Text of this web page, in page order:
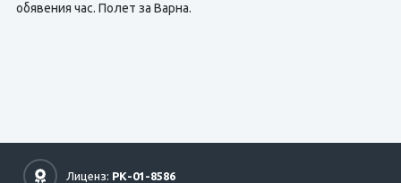
обявения час. Полет за Варна.
Лиценз: РК-01-8586